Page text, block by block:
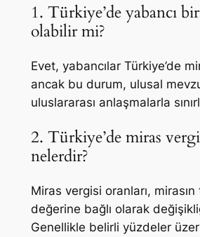
1. Türkiye’de yabancı
olabilir mi?
Evet, yabancılar Türkiye’de
ancak bu durum, ulusal
uluslararası anlaşmalarla
2. Türkiye’de miras
nelerdir?
Miras vergisi oranları, mirasın
değerine bağlı olarak
Genellikle belirli yüzdeler